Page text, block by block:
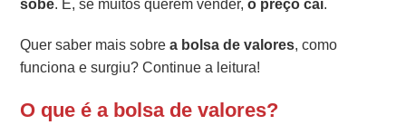
Quer saber mais sobrea bolsa de valores, como
funciona e surgiu? Continue a leitura!
O que é a bolsa de valores?